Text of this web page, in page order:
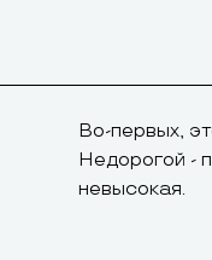
Во-первых,
Недорогой -
невысокая.